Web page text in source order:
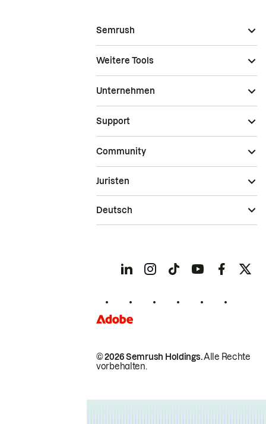
Semrush
Weitere Tools
Unternehmen
Support
Community
© 2026 Semrush Holdings.Alle Rechte
vorbehalten.
Juristen
Deutsch